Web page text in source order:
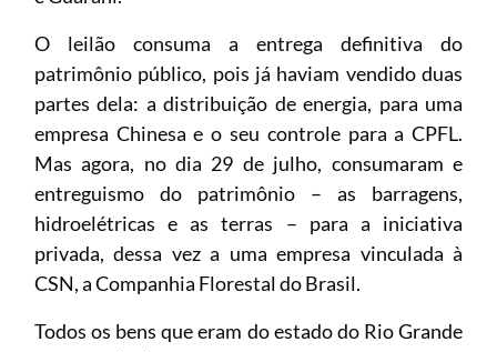
O leilão consuma a entrega definitiva do
patrimônio público, pois já haviam vendido duas
partes dela: a distribuição de energia, para uma
empresa Chinesa e o seu controle para a CPFL.
Mas agora, no dia 29 de julho, consumaram e
entreguismo do patrimônio – as barragens,
hidroelétricas e as terras – para a iniciativa
privada, dessa vez a uma empresa vinculada à
CSN, a Companhia Florestal do Brasil.
Todos os bens que eram do estado do Rio Grande